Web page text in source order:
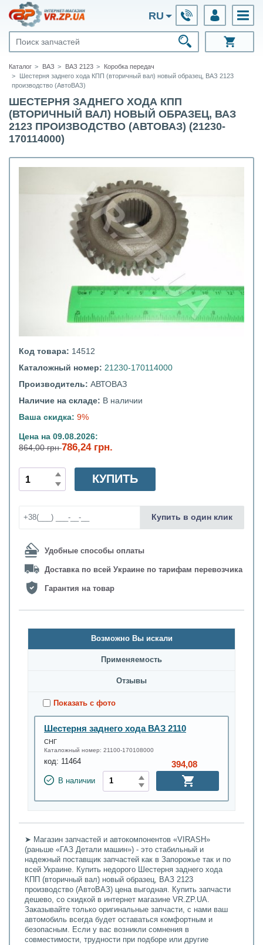
RU
Каталог ВАЗ ВАЗ 2123
Коробка передач
Шестерня заднего хода КПП (вторичный вал) новый образец, ВАЗ 2123
производство (АвтоВАЗ)
ШЕСТЕРНЯ ЗАДНЕГО ХОДА КПП
(ВТОРИЧНЫЙ ВАЛ) НОВЫЙ ОБРАЗЕЦ, ВАЗ
2123 ПРОИЗВОДСТВО (АВТОВАЗ) (21230-
170114000)
Код товара: 14512
Каталожный номер: 21230-170114000
Производитель: АВТОВАЗ
Наличие на складе: В наличии
Ваша скидка: 9%
Цена на 09.08.2026:
864,00 грн786,24 грн.
Удобные способы оплаты
Доставка по всей Украине по тарифам перевозчика
Гарантия на товар
КУПИТЬ
Купить в один клик
Возможно Вы искали
Применяемость
Oтзывы
Показать с фото
Шестерня заднего хода ВАЗ 2110
СНГ
Каталожный номер: 21100-170108000
код: 11464
В наличии
394,08
➤ Магазин запчастей и автокомпонентов «VIRASH»
(раньше «ГАЗ Детали машин») - это стабильный и
надежный поставщик запчастей как в Запорожье так и по
всей Украине. Купить недорого Шестерня заднего хода
КПП (вторичный вал) новый образец, ВАЗ 2123
производство (АвтоВАЗ) цена выгодная. Купить запчасти
дешево, со скидкой в интернет магазине VR.ZP.UA.
Заказывайте только оригинальные запчасти, с нами ваш
автомобиль всегда будет оставаться комфортным и
безопасным. Если у вас возникли сомнения в
совместимости, трудности при подборе или другие